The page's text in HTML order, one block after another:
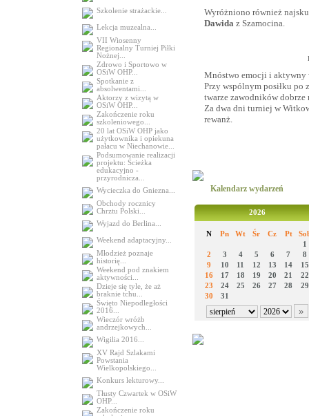
Szkolenie strażackie...
Lekcja muzealna...
VII Wiosenny
Regionalny Turniej Piłki
Nożnej...
Zdrowo i Sportowo w
OSiW OHP...
Spotkanie z
absolwentami...
Aktorzy z wizytą w
OSiW OHP...
Zakończenie roku
szkoleniowego...
20 lat OSiW OHP jako
użytkownika i opiekuna
pałacu w Niechanowie...
Podsumowanie realizacji
projektu: Ścieżka
edukacyjno -
przyrodnicza...
Wycieczka do Gniezna...
Obchody rocznicy
Chrztu Polski...
Wyjazd do Berlina...
Weekend adaptacyjny...
Młodzież poznaje
historię...
Weekend pod znakiem
aktywności...
Dzieje się tyle, że aż
braknie tchu...
Święto Niepodległości
2016...
Wieczór wróżb
andrzejkowych...
Wigilia 2016...
XV Rajd Szlakami
Powstania
Wielkopolskiego...
Konkurs lekturowy...
Tłusty Czwartek w OSiW
OHP...
Zakończenie roku
Wyróżniono również
Dawida z Szamocina.
Mnóstwo emocji i
Przy wspólnym posiłku po
twarze zawodników
Za dwa dni turniej w
rewanż.
Kalendarz wydarzeń
2026
N Pn Wt Śr Cz Pt
1
2
3 4 5 6 7
8
9
10 11 12 13 14
15
16
17 18 19 20 21
22
23
24 25 26 27 28
29
30
31